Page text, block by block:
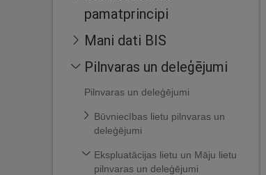
pamatprincipi
Mani dati BIS
Pilnvaras un deleģējumi
Pilnvaras un deleģējumi
Būvniecības lietu pilnvaras un
deleģējumi
Ekspluatācijas lietu un Māju lietu
pilnvaras un deleģējumi